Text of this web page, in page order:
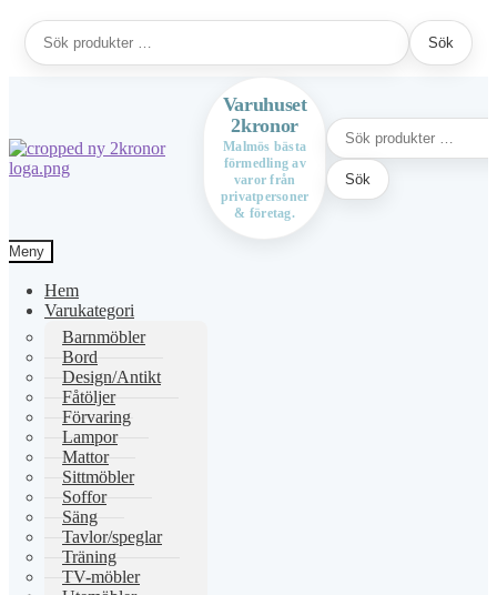
Sök
efter:
Sök
Hoppa
Hoppa
Varuhuset
2kronor
Malmös bästa
förmedling av
varor från
privatpersoner
& företag.
Sök
efter:
Sök
Meny
Hem
Varukategori
Barnmöbler
Bord
Design/Antikt
Fåtöljer
Förvaring
Lampor
Mattor
Sittmöbler
Soffor
Säng
Tavlor/speglar
Träning
TV-möbler